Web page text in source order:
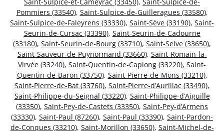
Pommiers (33540), Saint-Sulpice-de-Guilleragues (33580),
Saint-Sulpice-de-Faleyrens (33330), Saint-Sève (33190), Saint-
Seurin-de-Cursac (33390), Saint-Seurin-de-Cadourne
(33180), Saint-Seurin-de-Bourg (33710), Saint-Selve (33650),
Saint-Sauveur-de-Puynormand (33660), Saint-Romain-la-
Virvée (33240), Saint-Quentin-de-Caplong (33220), Saint-
Quentin-de-Baron (33750), Saint-Pierre-de-Mons (33210),
Saint-Pierre-de-Bat (33760), Saint-Pierre-d’Aurillac (33490),
Saint-Philippe-du-Seignal (33220), Saint-Philippe-d’Aiguille
(33350), Saint-Pey-de-Castets (33350), Saint-Pey-d’Armens
(33330), Saint-Paul (87260), Saint-Paul (33390), Saint-Pardon-
de-Conques (33210), Saint-Morillon (33650), Saint-Michel-de-